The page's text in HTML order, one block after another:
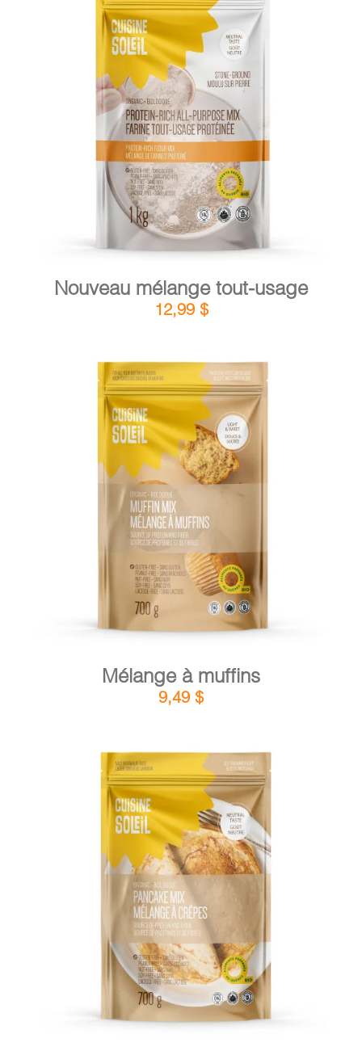
PANIER
AJOUTER AU PANIER / DÉTAILS
Nouveau mélange tout-usage
12,99 $
AJOUTER AU PANIER
Mélange à muffins
9,49 $
AJOUTER AU PANIER